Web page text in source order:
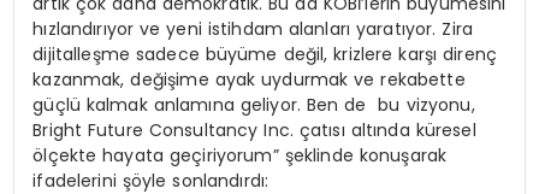
hızlandırıyor ve yeni istihdam alanları yaratıyor. Zira
dijitalleşme sadece büyüme değil, krizlere karşı direnç
kazanmak, değişime ayak uydurmak ve rekabette
güçlü kalmak anlamına geliyor. Ben de bu vizyonu,
Bright Future Consultancy Inc. çatısı altında küresel
ölçekte hayata geçiriyorum” şeklinde konuşarak
ifadelerini şöyle sonlandırdı: